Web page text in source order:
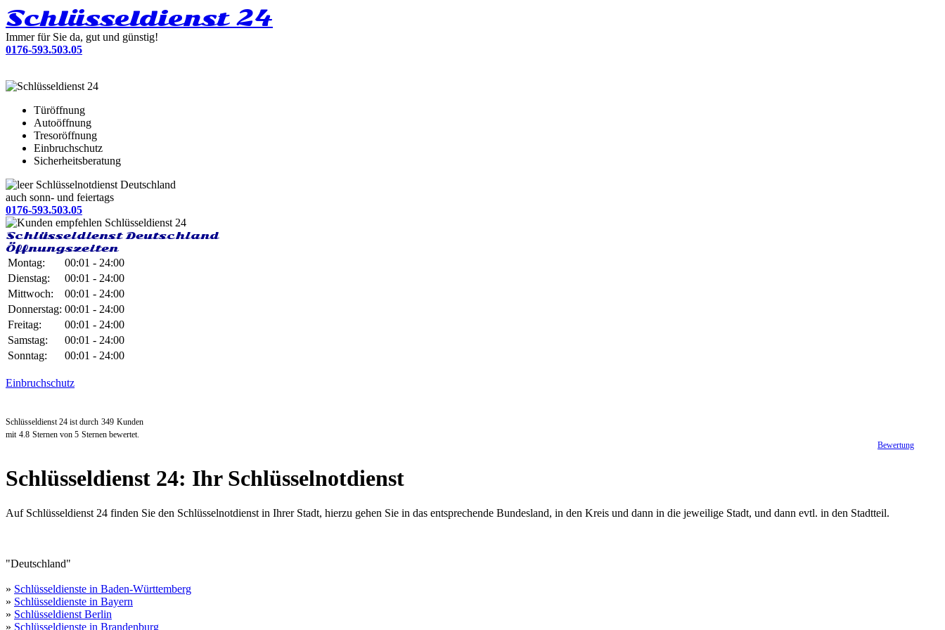
Schlüsseldienst 24
Immer für Sie da, gut und günstig!
0176-593.503.05
Türöffnung
Autoöffnung
Tresoröffnung
Einbruchschutz
Sicherheitsberatung
Schlüsselnotdienst Deutschland
auch sonn- und feiertags
0176-593.503.05
Schlüsseldienst Deutschland
Öffnungszeiten
Montag:
00:01 - 24:00
Dienstag:
00:01 - 24:00
Mittwoch:
00:01 - 24:00
Donnerstag: 00:01 - 24:00
Freitag:
00:01 - 24:00
Samstag:
00:01 - 24:00
Sonntag:
00:01 - 24:00
Einbruchschutz
Schlüsseldienst 24 ist durch 349 Kunden
mit 4.8 Sternen von 5 Sternen bewertet.
Bewertung
Schlüsseldienst 24: Ihr Schlüsselnotdienst
Auf Schlüsseldienst 24 finden Sie den Schlüsselnotdienst in Ihrer Stadt, hierzu gehen Sie in das entsprechende Bundesland, in den Kreis und dann in die jeweilige Stadt, und dann evtl. in den Stadtteil.
"Deutschland"
» Schlüsseldienste in Baden-Württemberg
» Schlüsseldienste in Bayern
» Schlüsseldienst Berlin
» Schlüsseldienste in Brandenburg